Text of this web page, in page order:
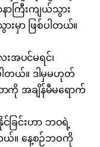
ကြီးကျယ်သွား
မှာ ဖြစ်ပါတယ်။
းအပင်မရင်၊
ယ်။ ဒါမှမဟုတ်
ာကို အချိန်မီမရောက်
ခြင်းဟာ ဘဝရဲ့
ယ်။ နေ့စဉ်ဘဝကို